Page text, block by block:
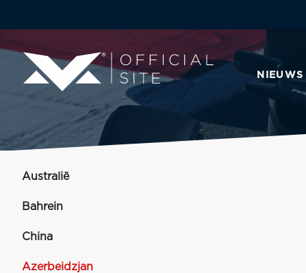
NIEUWS
Australië
Bahrein
China
Azerbeidzjan